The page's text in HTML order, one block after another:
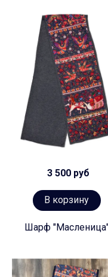
3 500 руб
В корзину
Шарф